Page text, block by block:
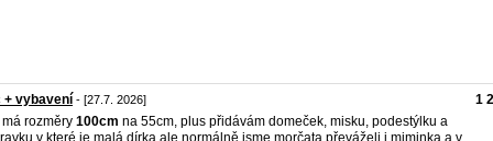
+ vybavení - [27.7. 2026]
má rozměry 100cm na 55cm, plus přidávám domeček, misku, podestýlku a
v které je malá dírka ale normálně jsme morčata převáželi i miminka a v
1